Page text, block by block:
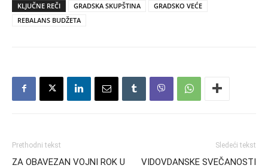
KLJUČNE REČI GRADSKA SKUPŠTINA
GRADSKO VEĆE
REBALANS BUDŽETA
Prethodni tekst
ZA OBAVEZAN VOJNI ROK U
Sledeći tekst
VIDOVDANSKE SVEČANOSTI